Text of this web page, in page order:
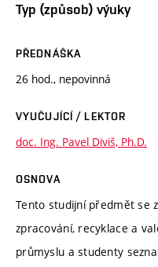
Typ (způsob) výuky
PŘEDNÁŠKA
26 hod., nepovinná
VYUČUJÍCÍ / LEKTOR
doc. Ing. Pavel Diviš, Ph.D.
OSNOVA
Tento studijní předmět se
zpracování, recyklace a
průmyslu a studenty